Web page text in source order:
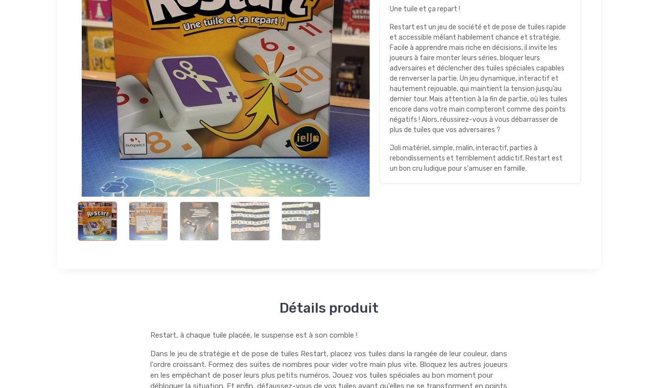
Une tuile et ça repart !
Restart est un jeu de société et de pose de tuiles rapide
et accessible mêlant habilement chance et stratégie.
Facile à apprendre mais riche en décisions, il invite les
joueurs à faire monter leurs séries, bloquer leurs
adversaires et déclencher des tuiles spéciales capables
de renverser la partie. Un jeu dynamique, interactif et
hautement rejouable, qui maintient la tension jusqu’au
dernier tour. Mais attention à la fin de partie, où les tuiles
encore dans votre main compteront comme des points
négatifs ! Alors, réussirez-vous à vous débarrasser de
plus de tuiles que vos adversaires ?
Joli matériel, simple, malin, interactif, parties à
rebondissements et terriblement addictif, Restart est
un bon cru ludique pour s'amuser en famille.
Détails produit
Restart, à chaque tuile placée, le suspense est à son comble !
Dans le jeu de stratégie et de pose de tuiles Restart, placez vos tuiles dans la rangée de leur couleur, dans
l'ordre croissant. Formez des suites de nombres pour vider votre main plus vite. Bloquez les autres joueurs
en les empêchant de poser leurs plus petits numéros. Jouez vos tuiles spéciales au bon moment pour
débloquer la situation. Et enfin, défaussez-vous de vos tuiles avant qu'elles ne se transforment en points